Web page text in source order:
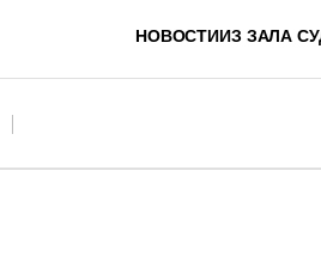
НОВОСТИИЗ ЗАЛА